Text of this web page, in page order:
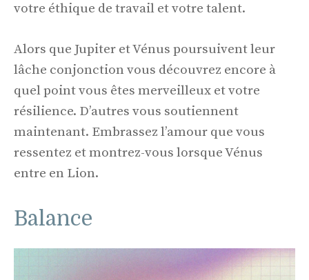
votre éthique de travail et votre talent.
Alors que Jupiter et Vénus poursuivent leur
lâche conjonction vous découvrez encore à
quel point vous êtes merveilleux et votre
résilience. D’autres vous soutiennent
maintenant. Embrassez l’amour que vous
ressentez et montrez-vous lorsque Vénus
entre en Lion.
Balance